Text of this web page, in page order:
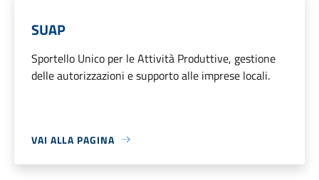
SUAP
Sportello Unico per le Attività Produttive, gestione
delle autorizzazioni e supporto alle imprese locali.
VAI ALLA PAGINA